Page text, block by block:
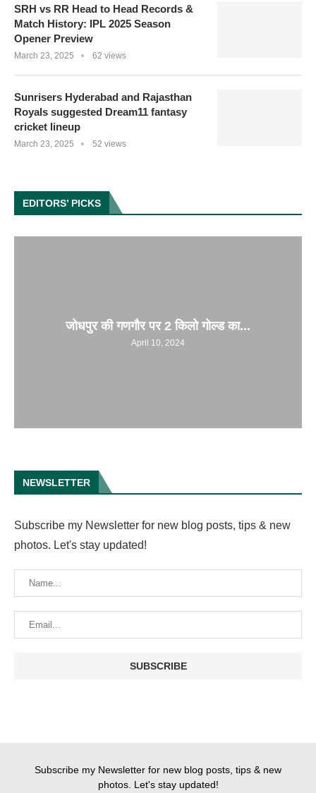
SRH vs RR Head to Head Records &
Match History: IPL 2025 Season
Opener Preview
March 23, 2025 62 views
Sunrisers Hyderabad and Rajasthan
Royals suggested Dream11 fantasy
cricket lineup
March 23, 2025 52 views
EDITORS’ PICKS
जोधपुर की गणगौर पर 2 किलो गोल्ड का...
April 10, 2024
NEWSLETTER
Subscribe my Newsletter for new blog posts, tips & new
photos. Let's stay updated!
Subscribe my Newsletter for new blog posts, tips & new
photos. Let's stay updated!